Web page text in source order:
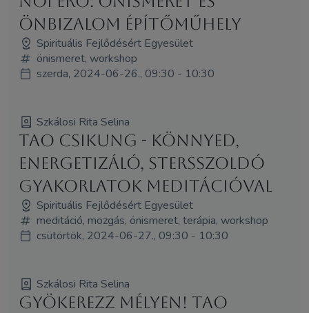
önbizalom építőműhely
Spirituális Fejlődésért Egyesület
önismeret, workshop
szerda, 2024-06-26., 09:30 - 10:30
Szkálosi Rita Selina
Tao csikung - könnyed,
energetizáló, stersszoldó
gyakorlatok meditációval
Spirituális Fejlődésért Egyesület
meditáció, mozgás, önismeret, terápia, workshop
csütörtök, 2024-06-27., 09:30 - 10:30
Szkálosi Rita Selina
Gyökerezz mélyen! Tao